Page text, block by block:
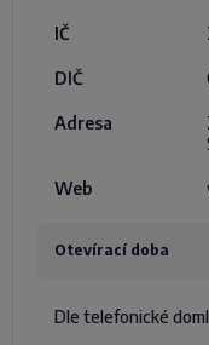
IČ
DIČ
Adresa
Web
Otevírací doba
Dle telefonické